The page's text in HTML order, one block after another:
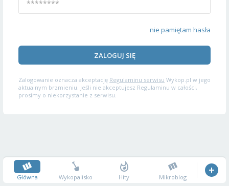
nie pamiętam hasła
ZALOGUJ SIĘ
Zalogowanie oznacza akceptację Regulaminu serwisu Wykop.pl w jego
aktualnym brzmieniu. Jeśli nie akceptujesz Regulaminu w całości,
prosimy o niekorzystanie z serwisu.
Główna Wykopalisko Hity Mikroblog